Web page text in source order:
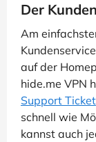
Der
Am
auf der
hide.me VPN
Support Ticket
schnell wie
kannst auch